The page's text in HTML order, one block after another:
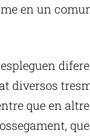
en un
diversos
que en